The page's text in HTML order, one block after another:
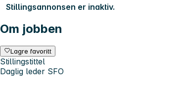
Stillingsannonsen er inaktiv.
Om jobben
Lagre favoritt
Stillingstittel
Daglig leder SFO